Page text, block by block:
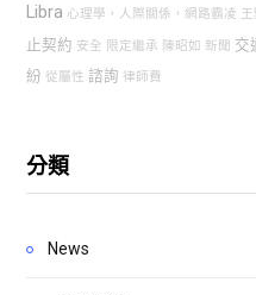
Libra 心理學，人際關係，網路霸凌
止契約 安全 限定繼承 陳昭如 新聞 交
紛 從屬性 諮詢 律師費
分類
News